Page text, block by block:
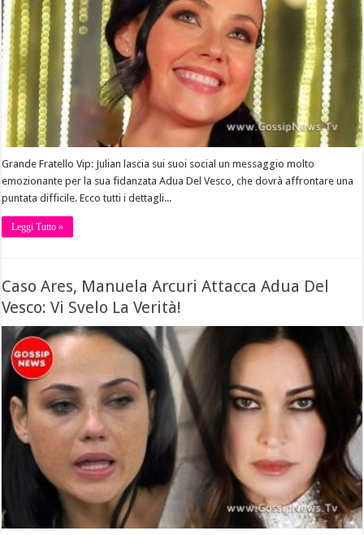
Grande Fratello Vip: Julian lascia sui suoi social un messaggio molto
emozionante per la sua fidanzata Adua Del Vesco, che dovrà affrontare una
puntata difficile. Ecco tutti i dettagli...
Leggi Tutto »
Caso Ares, Manuela Arcuri Attacca Adua Del
Vesco: Vi Svelo La Verità!